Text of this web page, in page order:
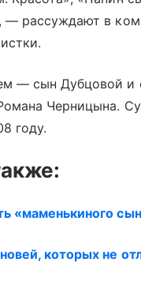
— рассуждают в
— сын Дубцовой и
Черницына.
году.
«маменькиного
которых не